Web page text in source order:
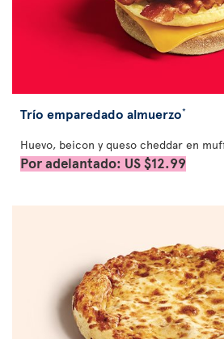
Trío emparedado almuerzo*
Huevo, beicon y queso cheddar en
Por adelantado: US $12.99